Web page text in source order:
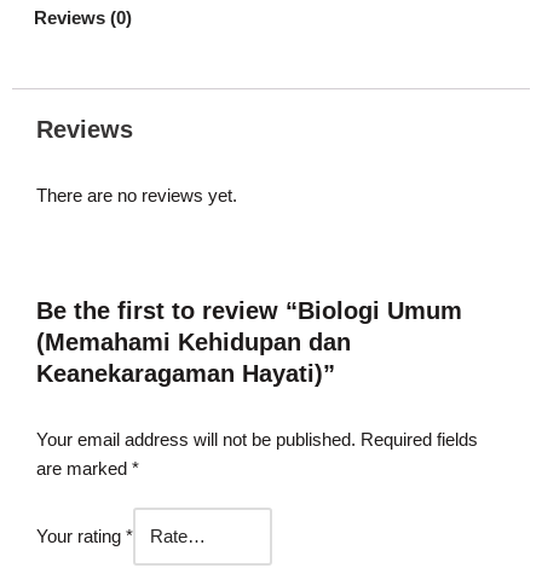
Reviews (0)
Reviews
There are no reviews yet.
Be the first to review “Biologi Umum
(Memahami Kehidupan dan
Keanekaragaman Hayati)”
Your email address will not be published. Required fields
are marked *
Your rating *